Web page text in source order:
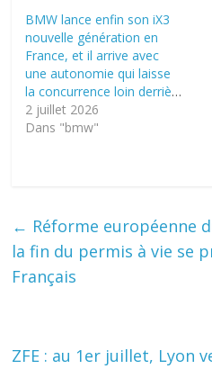
BMW lance enfin son iX3
nouvelle génération en
France, et il arrive avec
une autonomie qui laisse
la concurrence loin derrière
2 juillet 2026
Dans "bmw"
← Réforme européenne
la fin du permis à vie se
Français
ZFE : au 1er juillet, Lyon